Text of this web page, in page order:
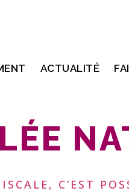
ACTUALITÉ
C’EST